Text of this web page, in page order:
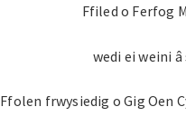
Ffiled o Ferfog
wedi ei weini
Ffolen frwysiedig o Gig Oen